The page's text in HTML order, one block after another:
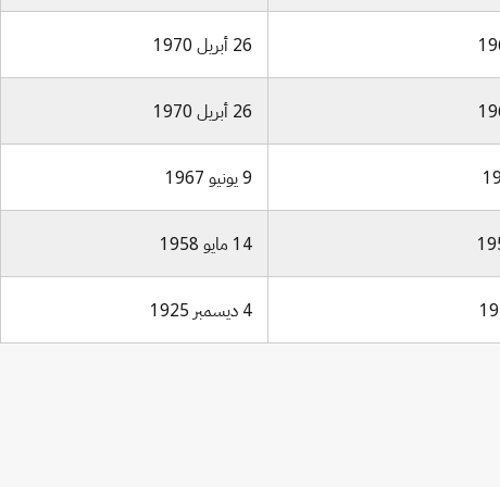
26 أبريل 1970
26 أبريل 1970
9 يونيو 1967
14 مايو 1958
4 ديسمبر 1925